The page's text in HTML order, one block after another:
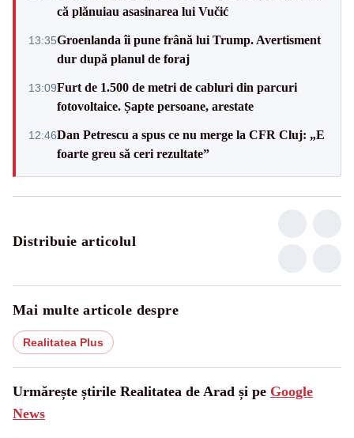
că plănuiau asasinarea lui Vučić
13:35Groenlanda îi pune frână lui Trump. Avertisment
dur după planul de foraj
13:09Furt de 1.500 de metri de cabluri din parcuri
fotovoltaice. Șapte persoane, arestate
12:46Dan Petrescu a spus ce nu merge la CFR Cluj: „E
foarte greu să ceri rezultate”
Distribuie articolul
Mai multe articole despre
Realitatea Plus
Urmărește știrile Realitatea de Arad și pe Google
News